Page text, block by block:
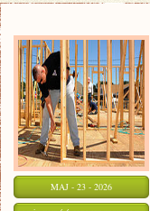
MAJ - 23 - 2026